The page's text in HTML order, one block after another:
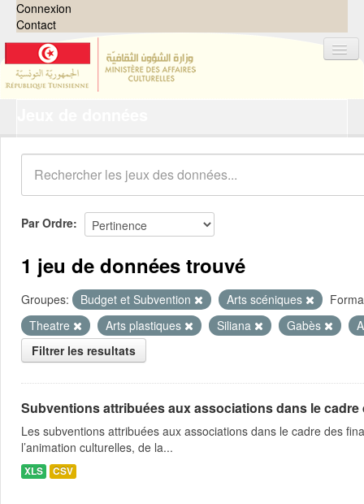
Connexion
Contact
Organisations
Groupes
Demandes 0
À propos
Par Ordre
1 jeu de données trouvé
Groupes: Budget et Subvention Arts scéniques
Theatre
Arts plastiques Siliana Gabès
Filtrer les resultats
Subventions attribuées aux associations dans le
Les subventions attribuées aux associations dans le cadre des
l’animation culturelles, de la...
XLS CSV